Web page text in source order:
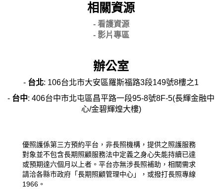
相關資源
- 看護資源
- 影片專區
辦公室
- 台北: 106台北市大安區羅斯福路3段149號8樓之1
- 台中: 406台中市北屯區昌平路一段95-8號8F-5(長輝金融中
心/金碧輝煌大樓)
優照護係第三方預約平台，非長照機構，提供之照護服務
對象並不包含長期照顧服務法中定義之身心失能持續已達
或預期達六個月以上者。平台亦無涉長照補助，相關需求
請洽各縣市政府「長期照顧管理中心」，或撥打長照專線
1966。